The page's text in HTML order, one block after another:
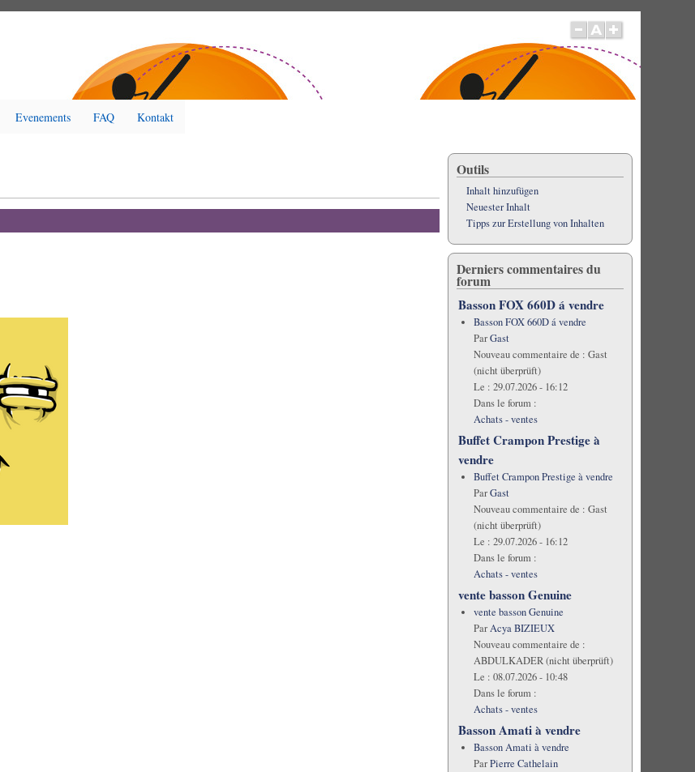
Evenements FAQ Kontakt
Outils
Inhalt hinzufügen
Neuester Inhalt
Tipps zur Erstellung von Inhalten
Derniers commentaires du
forum
Basson FOX 660D á vendre
Basson FOX 660D á vendre
ParGast
Nouveau commentaire de : Gast
(nicht überprüft)
Le : 29.07.2026 - 16:12
Dans le forum :
Achats - ventes
Buffet Crampon Prestige à
vendre
Buffet Crampon Prestige à vendre
ParGast
Nouveau commentaire de : Gast
(nicht überprüft)
Le : 29.07.2026 - 16:12
Dans le forum :
Achats - ventes
vente basson Genuine
vente basson Genuine
ParAcya BIZIEUX
Nouveau commentaire de :
ABDULKADER (nicht überprüft)
Le : 08.07.2026 - 10:48
Dans le forum :
Achats - ventes
Basson Amati à vendre
Basson Amati à vendre
ParPierre Cathelain